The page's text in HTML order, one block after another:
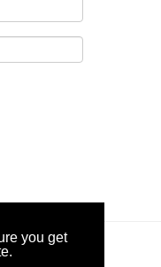
you get